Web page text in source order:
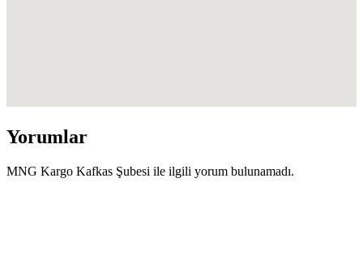
Yorumlar
MNG Kargo Kafkas Şubesi ile ilgili yorum bulunamadı.